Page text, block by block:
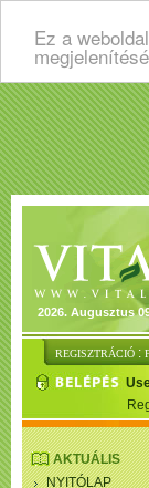
Ez a
2026. Augusztus
REGISZTRÁCIÓ :
AKTUÁLIS
NYITÓLAP